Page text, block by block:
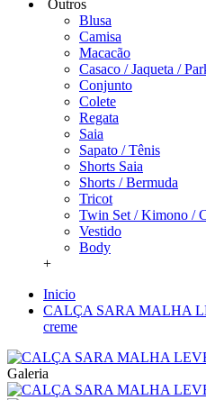
Outros
Blusa
Camisa
Macacão
Casaco / Jaqueta /
Conjunto
Colete
Regata
Saia
Sapato / Tênis
Shorts Saia
Shorts / Bermuda
Tricot
Twin Set / Kimono /
Vestido
Body
+
Inicio
CALÇA SARA MALHA
creme
Galeria